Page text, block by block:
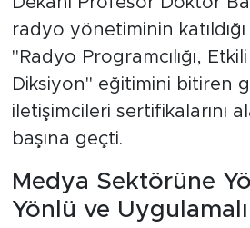
radyo yönetiminin
"Radyo Programcılığı,
Diksiyon" eğitimini bitiren
iletişimcileri sertifikalarını
başına geçti.
Medya Sektörüne
Yönlü ve